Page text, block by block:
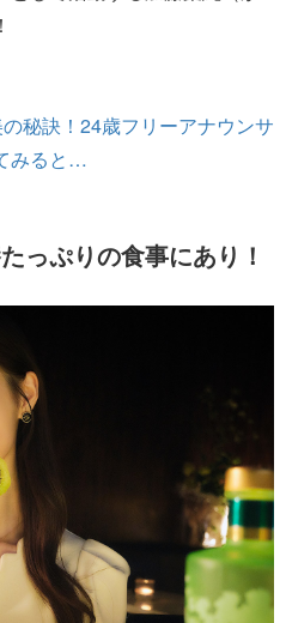
の秘訣！24歳フリーアナウンサ
みると…
っぷりの食事にあり！